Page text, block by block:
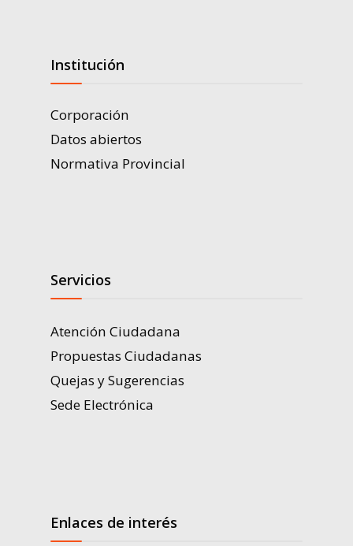
Institución
Corporación
Datos abiertos
Normativa Provincial
Servicios
Atención Ciudadana
Propuestas Ciudadanas
Quejas y Sugerencias
Sede Electrónica
Enlaces de interés